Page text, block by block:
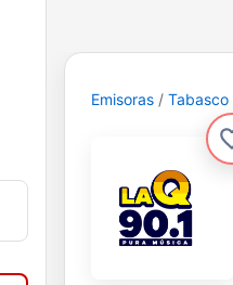
Emisoras Tabasco